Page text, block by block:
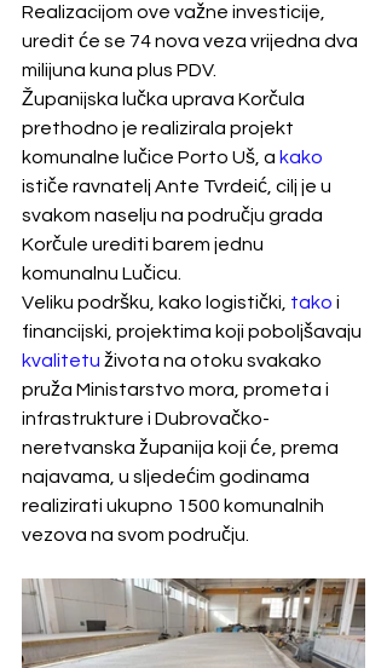
Realizacijom ove važne investicije,
uredit će se 74 nova veza vrijedna dva
milijuna kuna plus PDV.
Županijska lučka uprava Korčula
prethodno je realizirala projekt
komunalne lučice Porto Uš, a kako
ističe ravnatelj Ante Tvrdeić, cilj je u
svakom naselju na području grada
Korčule urediti barem jednu
komunalnu Lučicu.
Veliku podršku, kako logistički, tako i
financijski, projektima koji poboljšavaju
kvalitetu života na otoku svakako
pruža Ministarstvo mora, prometa i
infrastrukture i Dubrovačko-
neretvanska županija koji će, prema
najavama, u sljedećim godinama
realizirati ukupno 1500 komunalnih
vezova na svom području.